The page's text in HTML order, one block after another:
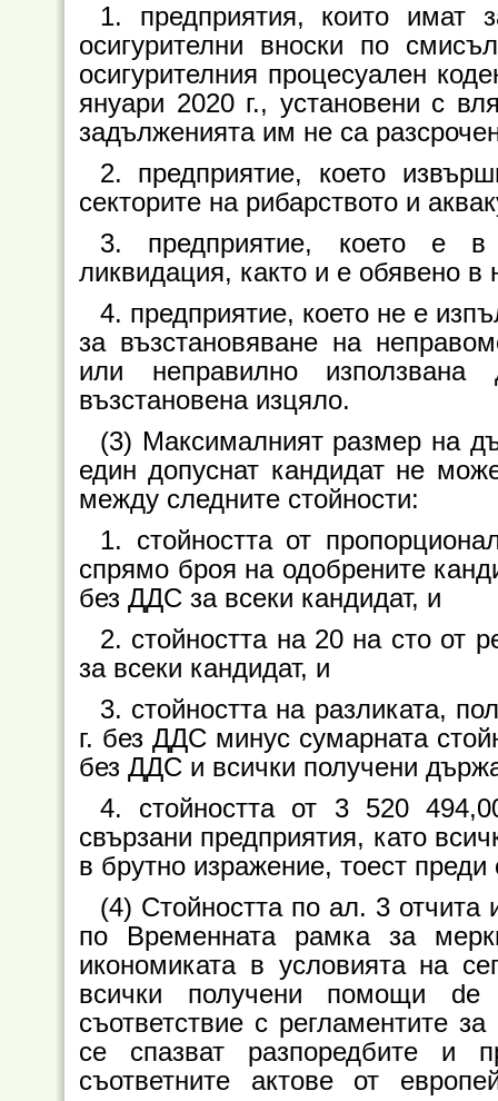
1. предприятия, които имат
осигурителни вноски по
осигурителния процесуален
януари 2020 г., установени с
задълженията им не са
2. предприятие, което
секторите на рибарството и
3. предприятие, което е в
ликвидация, както и е обявено в
4. предприятие, което не е
за възстановяване на
или неправилно
възстановена изцяло.
(3) Максималният размер на
един допуснат кандидат не
между следните стойности:
1. стойността от
спрямо броя на одобрените
без ДДС за всеки кандидат, и
2. стойността на 20 на сто от
за всеки кандидат, и
3. стойността на разликата,
г. без ДДС минус сумарната
без ДДС и всички получени
4. стойността от 3 520
свързани предприятия, като
в брутно изражение, тоест
(4) Стойността по ал. 3
по Временната рамка за
икономиката в условията на
всички получени помощи
съответствие с регламентите
се спазват разпоредбите и
съответните актове от